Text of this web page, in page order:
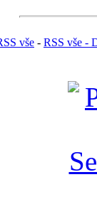
vše - RSS vše -